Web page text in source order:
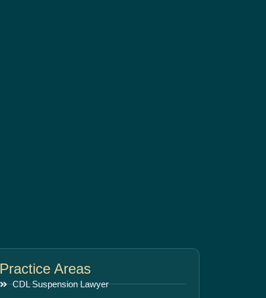
Practice Areas
CDL Suspension Lawyer